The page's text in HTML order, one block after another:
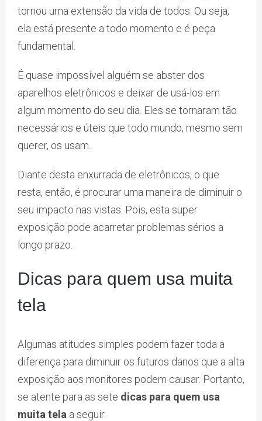
tornou uma extensão da vida de todos. Ou seja,
ela está presente a todo momento e é peça
fundamental.
É quase impossível alguém se abster dos
aparelhos eletrônicos e deixar de usá-los em
algum momento do seu dia. Eles se tornaram tão
necessários e úteis que todo mundo, mesmo sem
querer, os usam.
Diante desta enxurrada de eletrônicos, o que
resta, então, é procurar uma maneira de diminuir o
seu impacto nas vistas. Pois, esta super
exposição pode acarretar problemas sérios a
longo prazo.
Dicas para quem usa muita
tela
Algumas atitudes simples podem fazer toda a
diferença para diminuir os futuros danos que a alta
exposição aos monitores podem causar. Portanto,
se atente para as sete dicas para quem usa
muita tela a seguir.